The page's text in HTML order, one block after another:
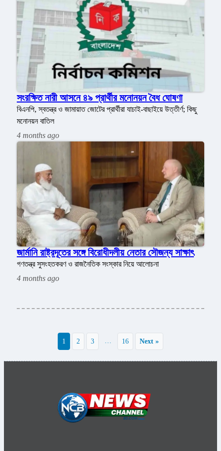
সংরক্ষিত নারী আসনে ৪৯ প্রার্থীর মনোনয়ন বৈধ ঘোষণা
বিএনপি, স্বতন্ত্র ও জামায়াত জোটের প্রার্থীরা যাচাই-বাছাইয়ে উত্তীর্ণ; কিছু
মনোনয়ন বাতিল
4 months ago
জার্মানি রাষ্ট্রদূতের সঙ্গে বিরোধীদলীয় নেতার সৌজন্য সাক্ষাৎ
গণতন্ত্র সুসংহতকরণ ও রাজনৈতিক সংস্কার নিয়ে আলোচনা
4 months ago
1 2 3 … 16 Next »